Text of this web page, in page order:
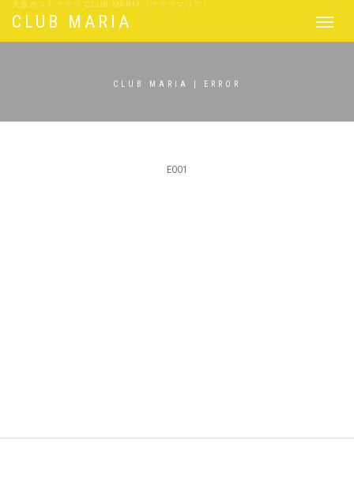
大阪ホストクラブ CLUB MARIA（クラブマリア）
Toggle
CLUB MARIA
CLUB MARIA | ERROR
E001